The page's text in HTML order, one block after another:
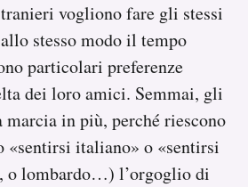
vogliono fare gli stessi
stesso modo il tempo
particolari preferenze
dei loro amici. Semmai, gli
marcia in più, perché riescono
«sentirsi italiano» o «sentirsi
o lombardo…) l’orgoglio di